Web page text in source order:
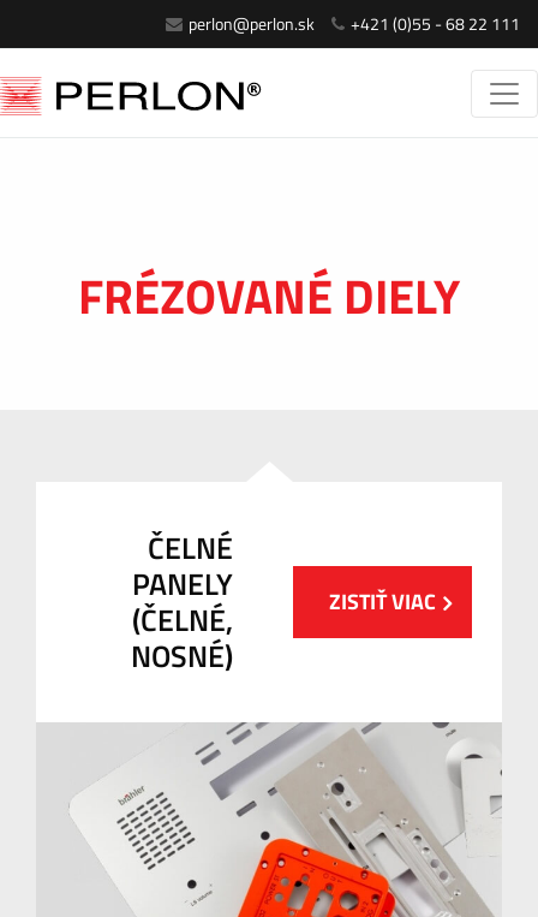
perlon@perlon.sk +421 (0)55 - 68 22 111
FRÉZOVANÉ DIELY
ČELNÉ
PANELY
(ČELNÉ,
NOSNÉ)
ZISTIŤ VIAC